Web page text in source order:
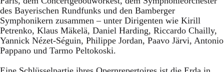
des Bayerischen Rundfunks und den Bamberger
Symphonikern zusammen – unter Dirigenten wie Kirill
Petrenko, Klaus Mäkelä, Daniel Harding, Riccardo Chailly,
Yannick Nézet-Séguin, Philippe Jordan, Paavo Järvi, Antonio
Pappano und Tarmo Peltokoski.